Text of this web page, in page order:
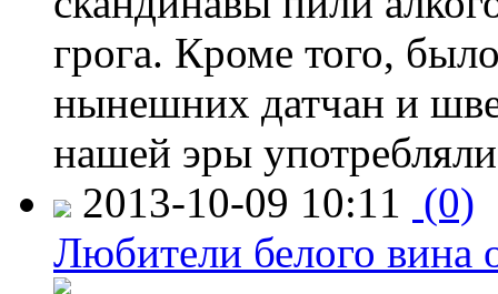
грога. Кроме того,
нынешних датчан и
нашей эры
2013-10-09 10:11 (0)
Любители белого вина